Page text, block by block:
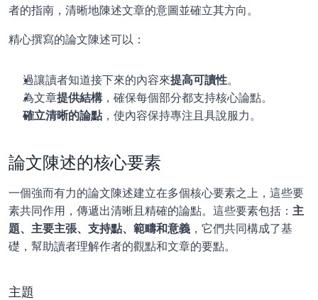
者的指南，清晰地陳述文章的意圖並確立其方向。
精心撰寫的論文陳述可以：
過讓讀者知道接下來的內容來提高可讀性。
為文章提供結構 ，確保每個部分都支持核心論點。
確立清晰的論點 ，使內容保持專注且具說服力。
論文陳述的核心要素
一個強而有力的論文陳述建立在多個核心要素之上，這些要
素共同作用，傳遞出清晰且精確的論點。這些要素包括： 主
題、主要主張、支持點、範疇和意義 ，它們共同構成了基
礎，幫助讀者理解作者的觀點和文章的要點。
主題